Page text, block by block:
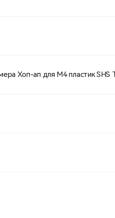
Хоп-ап для М4 пластик SHS